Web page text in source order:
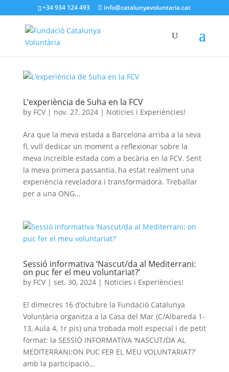
+34 934 124 493 info@catalunyavoluntaria.cat
L’experiència de Suha en la FCV
by FCV| nov. 27, 2024| Noticies i Experiències!
Ara que la meva estada a Barcelona arriba a la seva
fi, vull dedicar un moment a reflexionar sobre la
meva increïble estada com a becària en la FCV. Sent
la meva primera passantia, ha estat realment una
experiència reveladora i transformadora. Treballar
per a una ONG...
Sessió informativa ‘Nascut/da al Mediterrani:
on puc fer el meu voluntariat?’
by FCV| set. 30, 2024| Noticies i Experiències!
El dimecres 16 d’octubre la Fundació Catalunya
Voluntària organitza a la Casa del Mar (C/Albareda 1-
13, Aula 4, 1r pis) una trobada molt especial i de petit
format: la SESSIÓ INFORMATIVA ‘NASCUT/DA AL
MEDITERRANI:ON PUC FER EL MEU VOLUNTARIAT?’
amb la participació...